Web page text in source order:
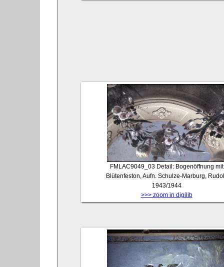
FMLAC9049_03 Detail: Bogenöffnung mit
Blütenfeston, Aufn. Schulze-Marburg,
1943/1944
>>> zoom in digilib